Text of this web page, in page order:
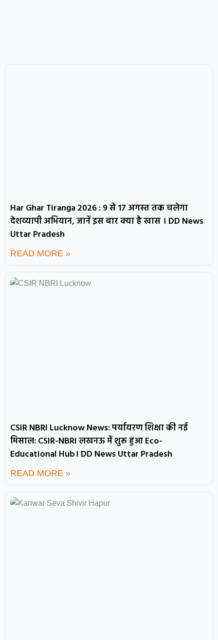
Har Ghar Tiranga 2026 : 9 से 17 अगस्त तक चलेगा
देशव्यापी अभियान, जानें इस बार क्या है खास । DD News
Uttar Pradesh
READ MORE »
CSIR NBRI Lucknow News: पर्यावरण शिक्षा की नई
मिसाल: CSIR-NBRI लखनऊ में शुरू हुआ Eco-
Educational Hub। DD News Uttar Pradesh
READ MORE »